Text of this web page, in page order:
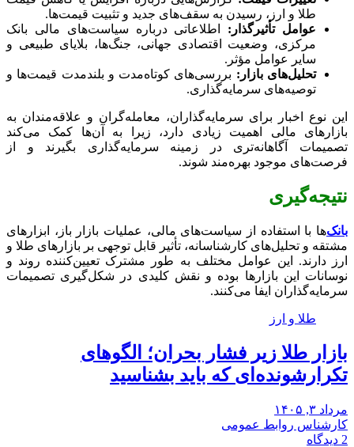
طلا و ارز، رسیدن به سقف‌های جدید و تثبیت قیمت‌ها.
عوامل تأثیرگذار: اطلاعاتی درباره سیاست‌های مالی بانک
مرکزی، وضعیت اقتصادی جهانی، جنگ‌ها، بلایای طبیعی و
سایر عوامل مؤثر.
تحلیل‌های بازار: بررسی‌های کوتاه‌مدت و بلندمدت قیمت‌ها و
توصیه‌های سرمایه‌گذاری.
این نوع اخبار برای سرمایه‌گذاران، معامله‌گران و علاقه‌مندان به
بازارهای مالی اهمیت زیادی دارد، زیرا به آن‌ها کمک می‌کند
تصمیمات آگاهانه‌تری در زمینه سرمایه‌گذاری بگیرند و از
فرصت‌های موجود بهره‌مند شوند.
نتیجه‌گیری
بانک‌ها با استفاده از سیاست‌های مالی، عملیات بازار باز، ابزارهای
مشتقه و تحلیل‌های کارشناسانه، تأثیر قابل توجهی بر بازارهای طلا و
ارز دارند. این عوامل مختلف به طور مشترک تعیین‌کننده روند و
نوسانات این بازارها بوده و نقش کلیدی در شکل‌گیری تصمیمات
سرمایه‌گذاران ایفا می‌کنند.
طلا و ارز
بازار طلا زیر فشار بحران؛ الگوهای
تکرارشونده‌ای که باید بشناسید
مرداد ۳, ۱۴۰۵
کارشناس روابط عمومی
2 دیدگاه